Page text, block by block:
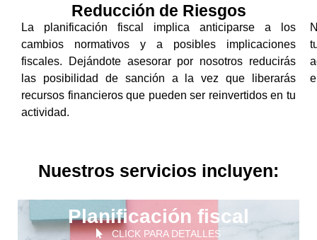
Reducción de Riesgos
La planificación fiscal implica anticiparse a los
cambios normativos y a posibles implicaciones
fiscales. Dejándote asesorar por nosotros reducirás
las posibilidad de sanción a la vez que liberarás
recursos financieros que pueden ser reinvertidos en tu
actividad.
Nuestros servicios incluyen:
Planificación fiscal
CLICK PARA DETALLES